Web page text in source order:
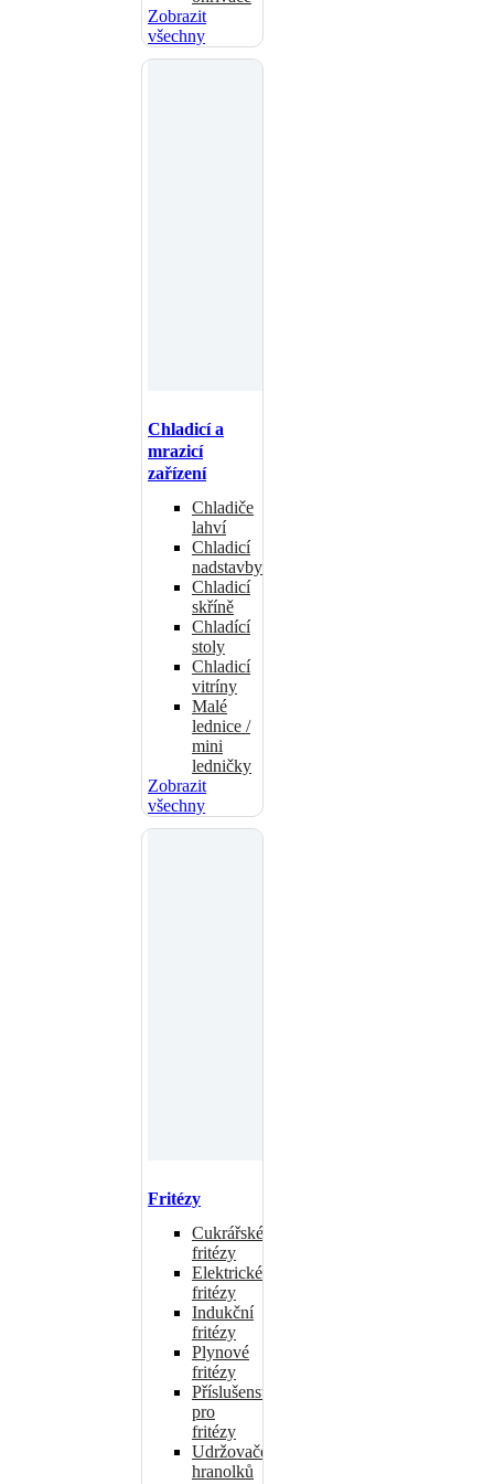
Zobrazit
všechny
Chladicí a
mrazicí
zařízení
Chladiče
lahví
Chladicí
nadstavby
Chladicí
skříně
Chladící
stoly
Chladicí
vitríny
Malé
lednice /
mini
ledničky
Zobrazit
všechny
Fritézy
Cukrářské
fritézy
Elektrické
fritézy
Indukční
fritézy
Plynové
fritézy
Příslušenství
pro
fritézy
Udržovače
hranolků